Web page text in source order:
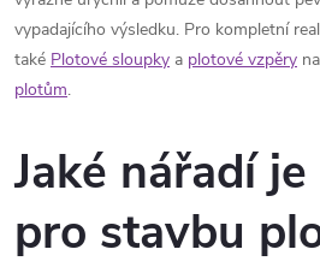
r
v
k
y
v
vypadajícího výsledku. Pro kompletní
také Plotové sloupky a plotové vzpěry
plotům.
Jaké nářadí
pro stavbu